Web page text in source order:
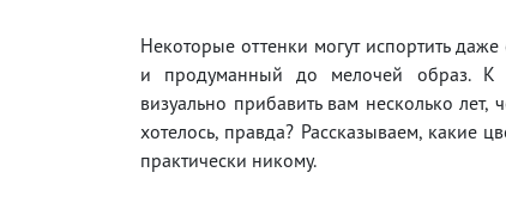
Некоторые оттенки могут испортить
и продуманный до мелочей образ. К
визуально прибавить вам несколько лет,
хотелось, правда? Рассказываем, какие
практически никому.